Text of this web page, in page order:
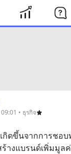
• ธุรกิจ
กิดขึ้นจากการชอ
างแบรนด์เพิ่มมูล